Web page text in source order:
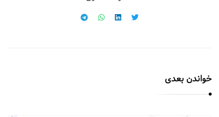
خواندن بعدی